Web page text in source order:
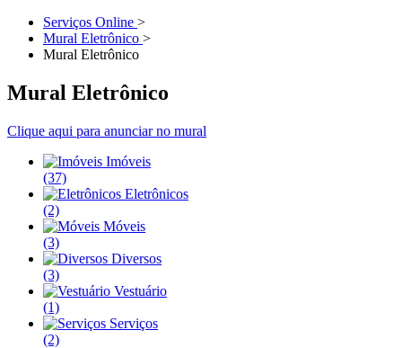
Serviços Online >
Mural Eletrônico >
Mural Eletrônico
Mural Eletrônico
Clique aqui para anunciar no mural
Imóveis
(37)
Eletrônicos
(2)
Móveis
(3)
Diversos
(3)
Vestuário
(1)
Serviços
(2)